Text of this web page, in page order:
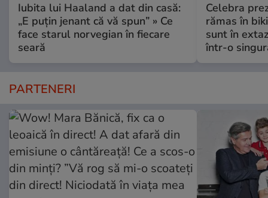
Iubita lui Haaland a dat din casă:
„E puțin jenant că vă spun” » Ce
face starul norvegian în fiecare
seară
Celebra
rămas în
sunt în
într-o
PARTENERI